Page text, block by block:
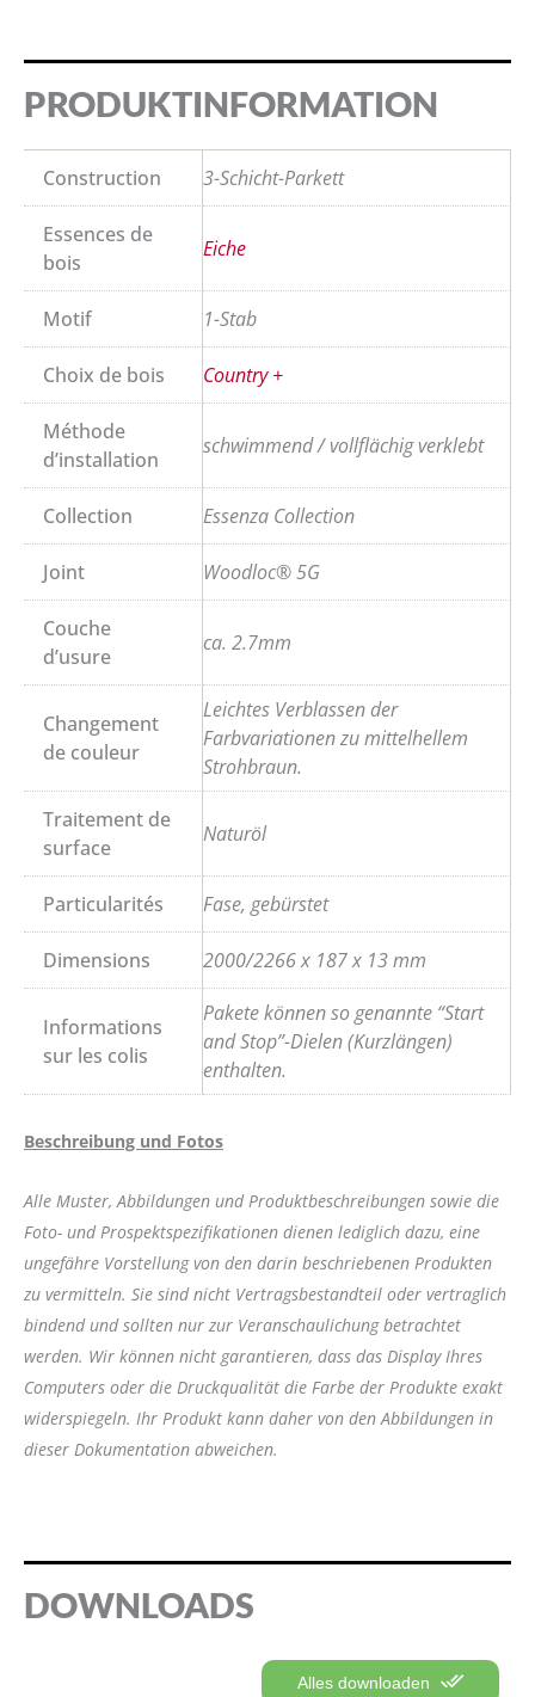
PRODUKTINFORMATION
Construction 3-Schicht-Parkett
Essences de
bois
Eiche
Motif 1-Stab
Choix de bois Country +
Méthode
d’installation
schwimmend / vollflächig verklebt
Collection Essenza Collection
Joint Woodloc® 5G
Couche
d’usure
ca. 2.7mm
Changement
de couleur
Leichtes Verblassen der
Farbvariationen zu mittelhellem
Strohbraun.
Traitement de
surface
Naturöl
Particularités Fase, gebürstet
Dimensions 2000/2266 x 187 x 13 mm
Informations
sur les colis
Pakete können so genannte “Start
and Stop”-Dielen (Kurzlängen)
enthalten.
Beschreibung und Fotos
Alle Muster, Abbildungen und Produktbeschreibungen sowie die
Foto- und Prospektspezifikationen dienen lediglich dazu, eine
ungefähre Vorstellung von den darin beschriebenen Produkten
zu vermitteln. Sie sind nicht Vertragsbestandteil oder vertraglich
bindend und sollten nur zur Veranschaulichung betrachtet
werden. Wir können nicht garantieren, dass das Display Ihres
Computers oder die Druckqualität die Farbe der Produkte exakt
widerspiegeln. Ihr Produkt kann daher von den Abbildungen in
dieser Dokumentation abweichen.
DOWNLOADS
Alles downloaden